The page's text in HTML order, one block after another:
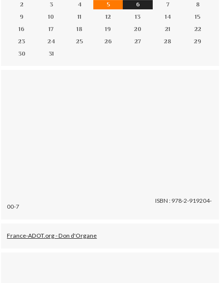
2
3 4 5 6 7
8
9
10 11 12 13 14
15
16
17 18 19 20 21
22
23
24 25 26 27 28
29
30
31
ISBN : 978-2-919204-
00-7
France-ADOT.org - Don d'Organe